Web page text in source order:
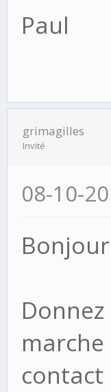
Paul
grimagilles
Invité
08-10-
contact